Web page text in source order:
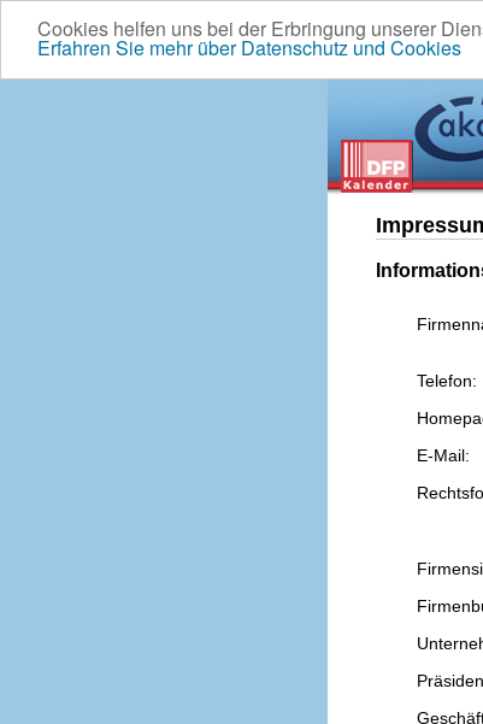
Cookies helfen uns bei der Erbringung unserer
Erfahren Sie mehr über Datenschutz und Cookies
Telefon:
E-Mail: